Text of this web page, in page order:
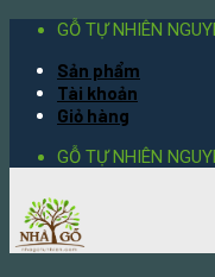
Skip
content
GỖ TỰ NHIÊN
Sản phẩm
Tài khoản
Giỏ hàng
GỖ TỰ NHIÊN